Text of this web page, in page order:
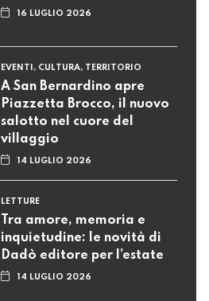
16 LUGLIO 2026
EVENTI, CULTURA, TERRITORIO
A San Bernardino apre
Piazzetta Brocco, il nuovo
salotto nel cuore del
villaggio
14 LUGLIO 2026
LETTURE
Tra amore, memoria e
inquietudine: le novità di
Dadò editore per l’estate
14 LUGLIO 2026